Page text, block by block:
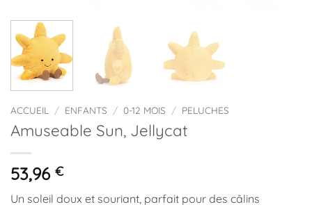
ACCUEIL / ENFANTS / 0-12 MOIS / PELUCHES
Amuseable Sun, Jellycat
53,96 €
Un soleil doux et souriant, parfait pour des câlins